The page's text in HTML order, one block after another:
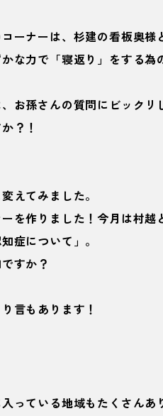
ーナーは、杉建の看板奥様
な力で「寝返り」をする為
お孫さんの質問にビックリ
？！
えてみました。
を作りました！今月は村越
症について」。
すか？
言もあります！
っている地域もたくさんあ